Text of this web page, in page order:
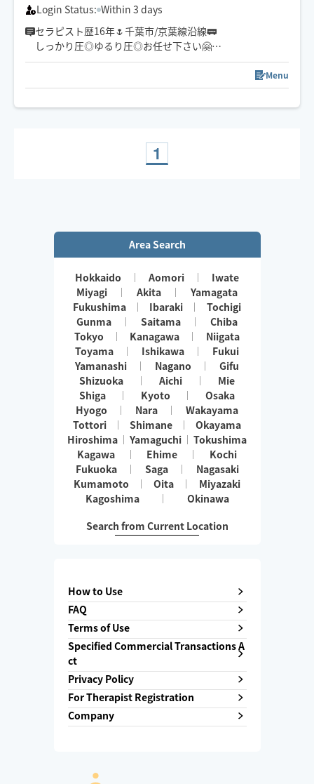
Login Status: Within 3 days
セラピスト歴16年🌷千葉市/京葉線沿線🚃
しっかり圧◎ゆるり圧◎お任せ下さい🤗
現在、整体店舗salonで勤務
又、遠方の方は事前予約お願いします。
※数時間前予約は不可の場合有り
お好みメニューで癒しのひとときを…
Menu
1
Area Search
Hokkaido Aomori
Iwate
Miyagi
Akita
Yamagata
Fukushima
Ibaraki
Tochigi
Gunma
Saitama
Chiba
Tokyo
Kanagawa
Niigata
Toyama
Ishikawa
Fukui
Yamanashi
Nagano
Gifu
Shizuoka
Aichi
Mie
Shiga
Kyoto
Osaka
Hyogo
Nara
Wakayama
Tottori
Shimane
Okayama
Hiroshima
Yamaguchi
Tokushima
Kagawa
Ehime
Kochi
Fukuoka
Saga
Nagasaki
Kumamoto
Oita
Miyazaki
Kagoshima
Okinawa
Search from Current Location
How to Use
FAQ
Terms of Use
Specified Commercial Transactions A
ct
Privacy Policy
For Therapist Registration
Company